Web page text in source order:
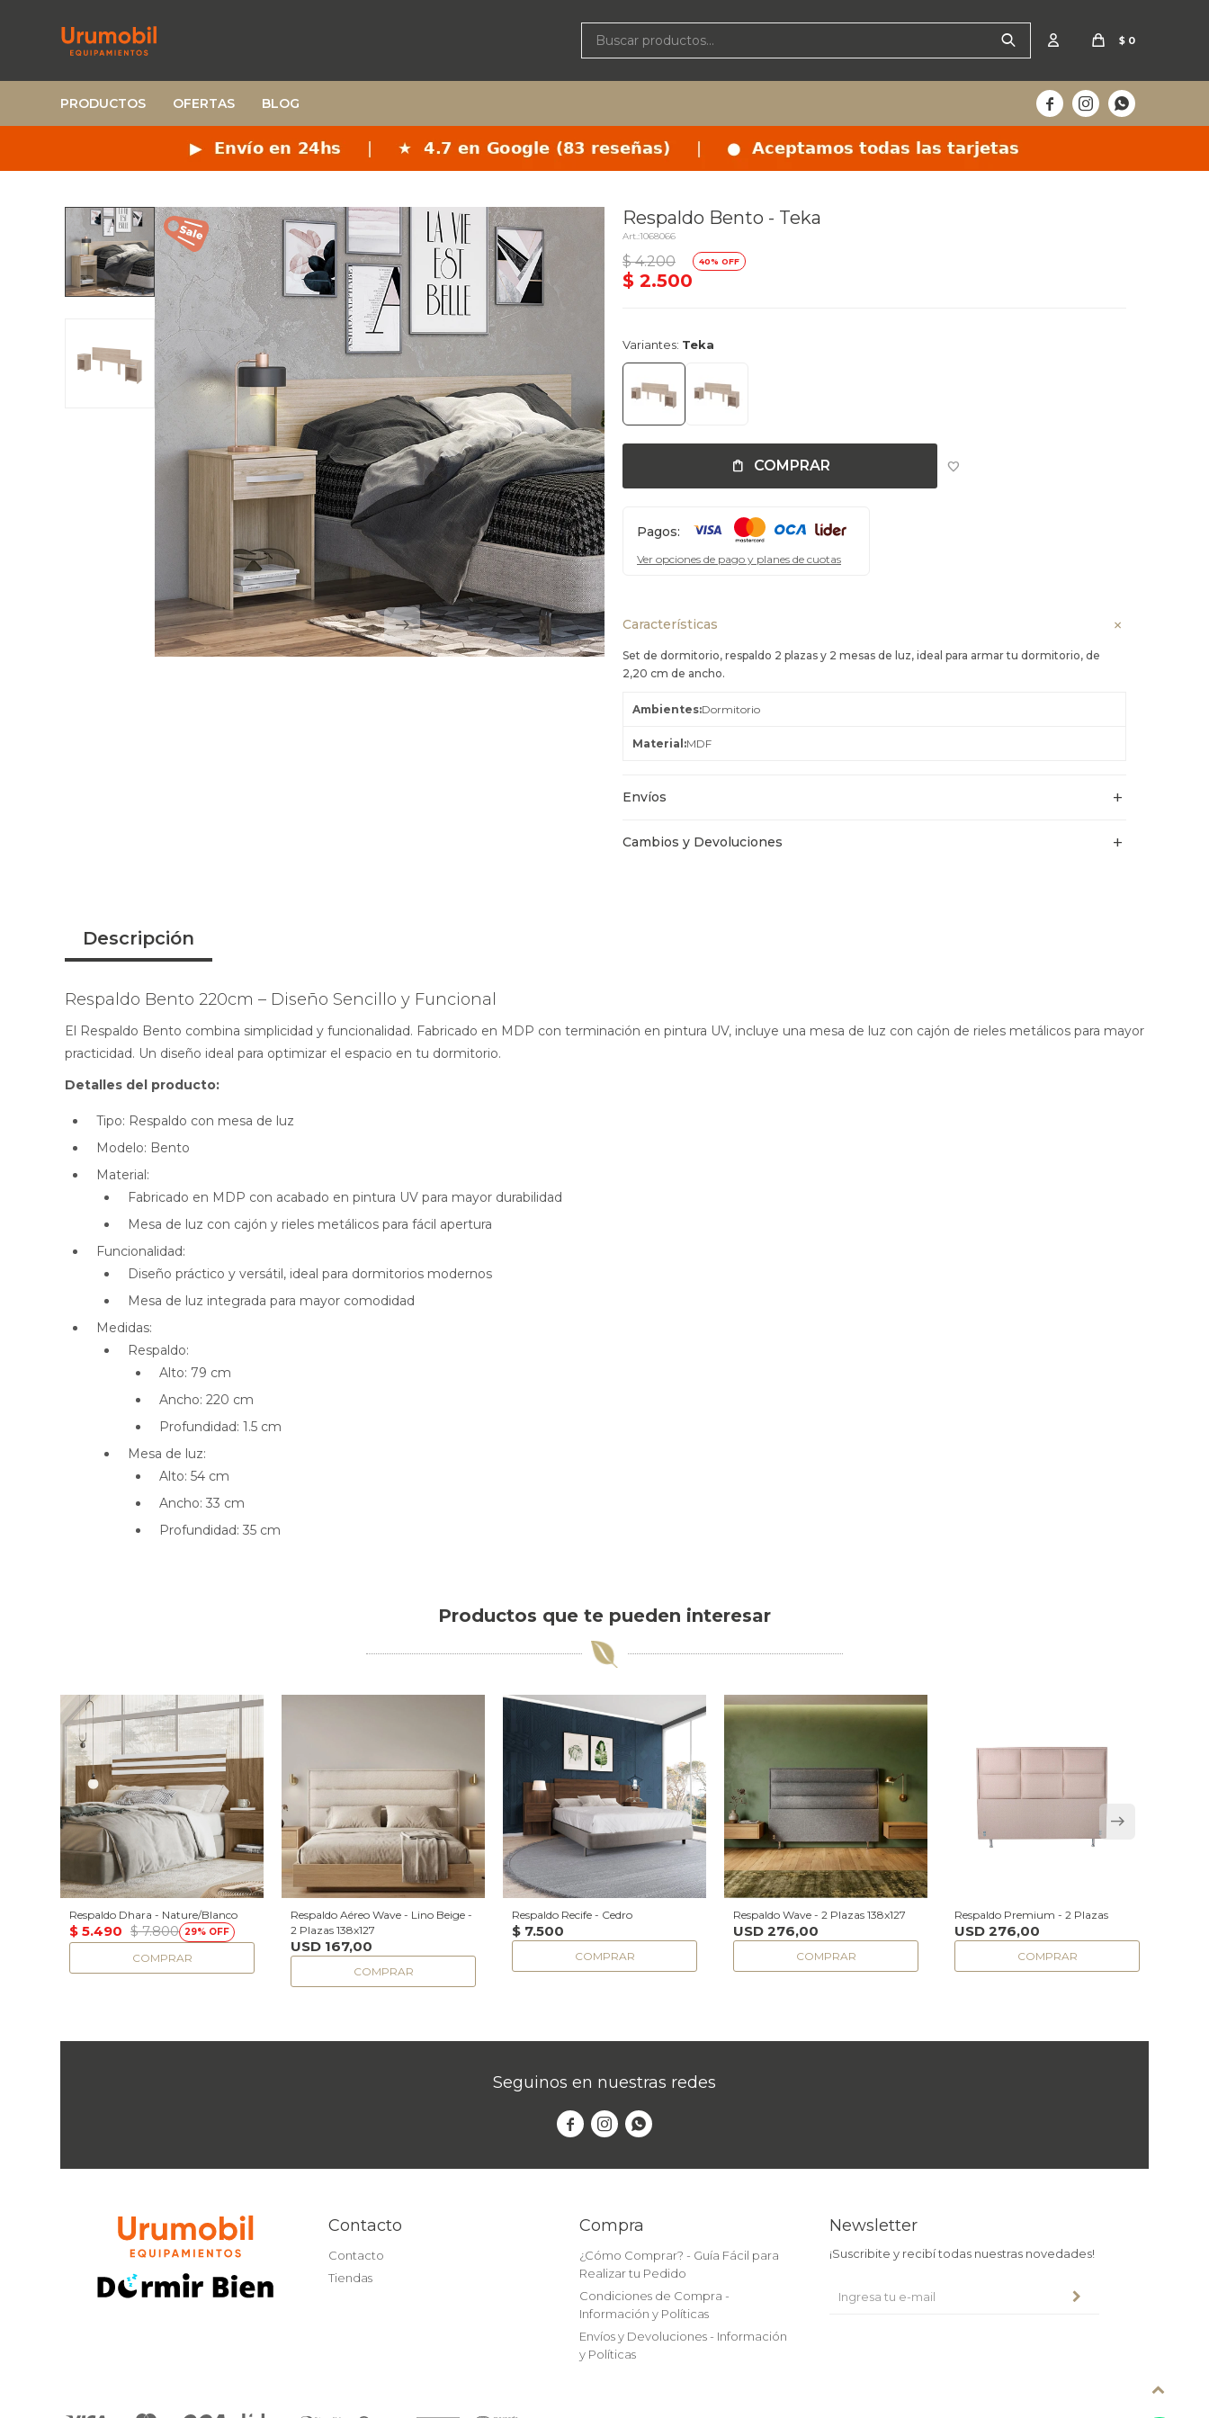
PRODUCTOS OFERTAS BLOG
$ 0
  
Respaldo Bento - Teka
1068066
$ 2.500
$ 4.200 40
Variantes: Teka
COMPRAR
Pagos:
Ver opciones de pago y planes de cuotas
Características
Set de dormitorio, respaldo 2 plazas y 2 mesas de luz, ideal para armar tu dormitorio, de
2,20 cm de ancho.
Ambientes Dormitorio
Material MDF
Envíos
Cambios y Devoluciones
Descripción
Respaldo Bento 220cm – Diseño Sencillo y Funcional
El Respaldo Bento combina simplicidad y funcionalidad. Fabricado en MDP con terminación en pintura UV, incluye una mesa de luz con cajón de rieles metálicos para mayor
practicidad. Un diseño ideal para optimizar el espacio en tu dormitorio.
Detalles del producto:
Tipo: Respaldo con mesa de luz
Modelo: Bento
Material:
Fabricado en MDP con acabado en pintura UV para mayor durabilidad
Mesa de luz con cajón y rieles metálicos para fácil apertura
Funcionalidad:
Diseño práctico y versátil, ideal para dormitorios modernos
Mesa de luz integrada para mayor comodidad
Medidas:
Respaldo:
Alto: 79 cm
Ancho: 220 cm
Profundidad: 1.5 cm
Mesa de luz:
Alto: 54 cm
Ancho: 33 cm
Profundidad: 35 cm
Productos que te pueden interesar
Respaldo Dhara - Nature/Blanco
$ 5.490 $ 7.800 29
Respaldo Aéreo Wave - Lino Beige -
2 Plazas 138x127
USD 167,00
Respaldo Recife - Cedro
$ 7.500
Respaldo Wave - 2 Plazas 138x127
USD 276,00
Respaldo Premium - 2 Plazas
USD 276,00
Seguinos en nuestras redes
  
Contacto
Contacto
Tiendas
Compra
¿Cómo Comprar? - Guía Fácil para
Realizar tu Pedido
Condiciones de Compra -
Información y Políticas
Envíos y Devoluciones - Información
y Políticas
Newsletter
¡Suscribite y recibí todas nuestras novedades!